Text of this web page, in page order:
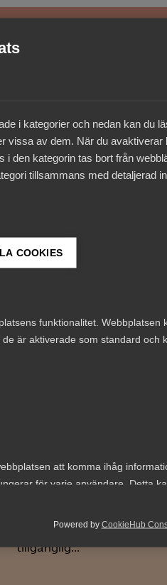
i kategorier och nedan kan du
vissa av dem. När du avaktiverar
den kategorin tas bort från
tillsammans med detaljerad
COOKIES
funktionalitet. Webbplatsen
är aktiverade som standard och
att komma ihåg
för varje användare. Detta
färgschema.
webbplatsen genom att samla
Powered by CookieHub
Arbetsgivarguide nu ännu
tillgänglig...